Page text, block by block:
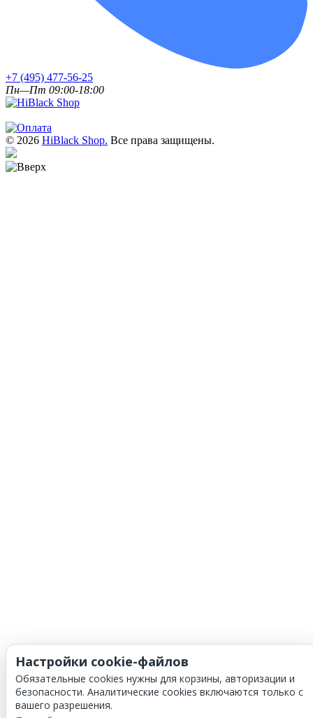
+7 (495) 477-56-25
Пн—Пт 09:00-18:00
© 2026 HiBlack Shop. Все права защищены.
Настройки cookie-файлов
Обязательные cookies нужны для корзины, авторизации и
безопасности. Аналитические cookies включаются только с
вашего разрешения.